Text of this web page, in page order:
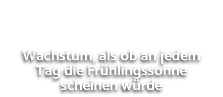
Wachstum, als ob an jedem
Tag die Frühlingssonne
scheinen würde